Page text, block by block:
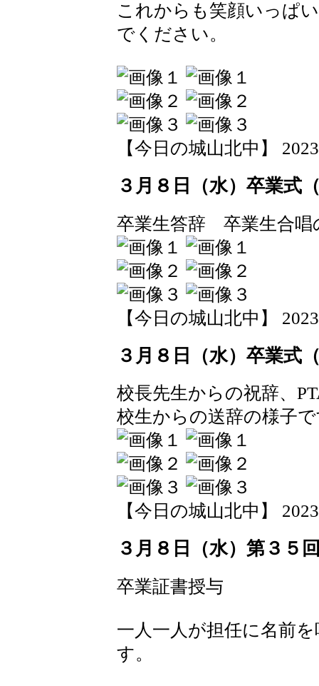
これからも笑顔いっぱ
でください。
【今日の城山北中】
３月８日（水）卒業式
卒業生答辞 卒業生合唱
【今日の城山北中】
３月８日（水）卒業式
校長先生からの祝辞、
校生からの送辞の様子
【今日の城山北中】
３月８日（水）第３５
卒業証書授与
一人一人が担任に名前
す。